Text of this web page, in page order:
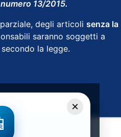
13/2015.
degli articoli senza la
saranno soggetti a
la legge.
×